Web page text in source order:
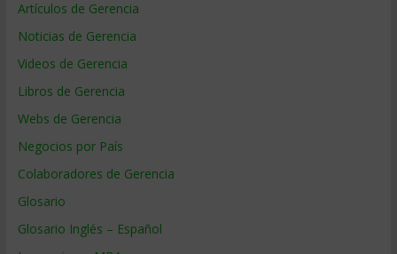
Artículos de Gerencia
Noticias de Gerencia
Videos de Gerencia
Libros de Gerencia
Webs de Gerencia
Negocios por País
Colaboradores de Gerencia
Glosario
Glosario Inglés – Español